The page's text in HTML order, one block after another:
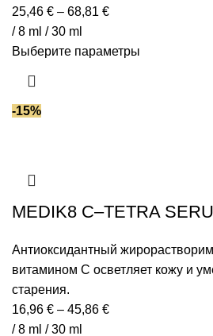
25,46 € – 68,81 €
/ 8 ml / 30 ml
Выберите параметры
-15%
MEDIK8 C–TETRA
Антиоксидантный
витамином С осветляет кожу и
старения.
16,96 € – 45,86 €
/ 8 ml / 30 ml